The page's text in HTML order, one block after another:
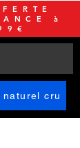
naturel cru
à